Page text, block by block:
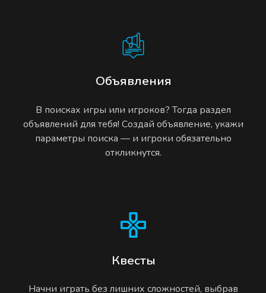
Объявления
В поисках игры или игроков? Тогда раздел
объявлений для тебя! Создай объявление, укажи
параметры поиска — и игроки обязательно
откликнутся.
Квесты
Начни играть без лишних сложностей, выбрав